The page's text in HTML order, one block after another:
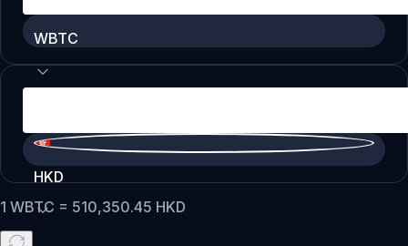
WBTC
HKD
1 WBTC = 510,350.45 HKD